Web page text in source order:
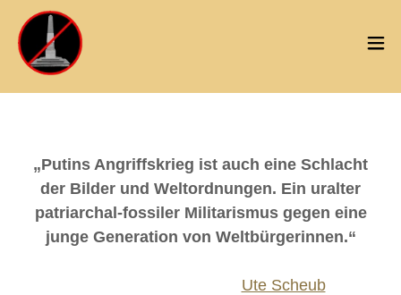
„Putins Angriffskrieg ist auch eine Schlacht
der Bilder und Weltordnungen. Ein uralter
patriarchal-fossiler Militarismus gegen eine
junge Generation von Weltbürgerinnen.“
Ute Scheub